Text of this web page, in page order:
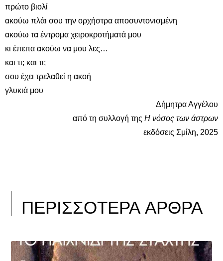
πρώτο βιολί
ακούω πλάι σου την ορχήστρα αποσυντονισμένη
ακούω τα έντρομα χειροκροτήματά μου
κι έπειτα ακούω να μου λες…
και τι; και τι;
σου έχει τρελαθεί η ακοή
γλυκιά μου
Δήμητρα Αγγέλου
από τη συλλογή της Η νόσος των άστρων
εκδόσεις Σμίλη, 2025
ΠΕΡΙΣΣΟΤΕΡΑ ΑΡΘΡΑ